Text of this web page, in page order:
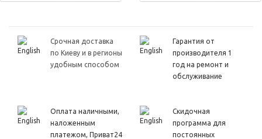
Срочная доставка
по Киеву и в регионы
удобным способом
Гарантия от
производителя 1
год на ремонт и
обслуживание
Оплата наличными,
наложенным
платежом, Приват24
Скидочная
программа для
постоянных